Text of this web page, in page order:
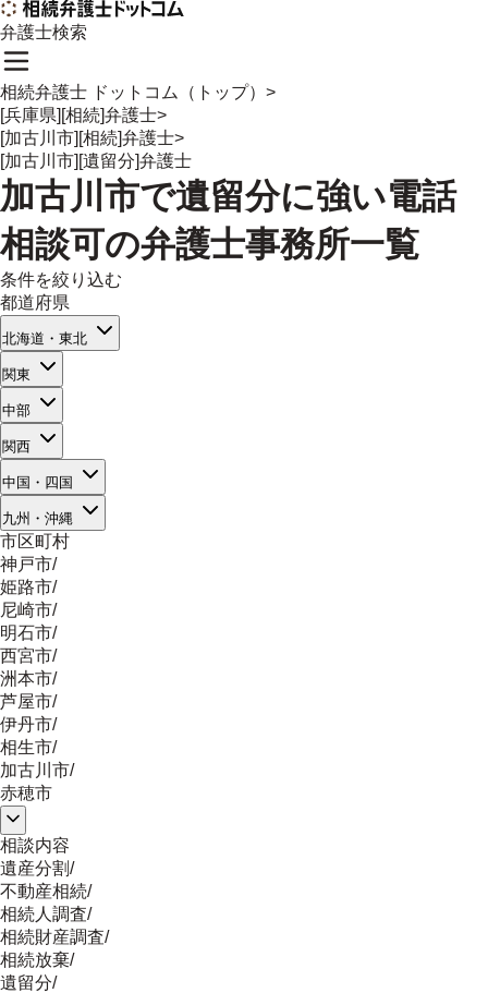
弁護士検索
相続弁護士 ドットコム（トップ） >
[兵庫県][相続]弁護士>
[加古川市][相続]弁護士>
[加古川市][遺留分]弁護士
加古川市で遺留分に強い電話
相談可の弁護士事務所一覧
条件を絞り込む
都道府県
北海道・東北
関東
中部
関西
中国・四国
九州・沖縄
市区町村
神戸市/
姫路市/
尼崎市/
明石市/
西宮市/
洲本市/
芦屋市/
伊丹市/
相生市/
加古川市/
赤穂市
相談内容
遺産分割/
不動産相続/
相続人調査/
相続財産調査/
相続放棄/
遺留分/